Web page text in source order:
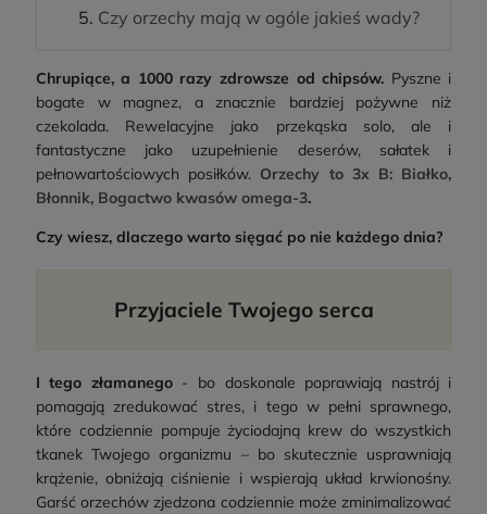
Czy orzechy mają w ogóle jakieś wady?
Chrupiące, a 1000 razy zdrowsze od chipsów. Pyszne i
bogate w magnez, a znacznie bardziej pożywne niż
czekolada. Rewelacyjne jako przekąska solo, ale i
fantastyczne jako uzupełnienie deserów, sałatek i
pełnowartościowych posiłków. Orzechy to 3x B: Białko,
Błonnik, Bogactwo kwasów omega-3.
Czy wiesz, dlaczego warto sięgać po nie każdego dnia?
Przyjaciele Twojego serca
I tego złamanego- bo doskonale poprawiają nastrój i
pomagają zredukować stres, i tego w pełni sprawnego,
które codziennie pompuje życiodajną krew do wszystkich
tkanek Twojego organizmu – bo skutecznie usprawniają
krążenie, obniżają ciśnienie i wspierają układ krwionośny.
Garść orzechów zjedzona codziennie może zminimalizować